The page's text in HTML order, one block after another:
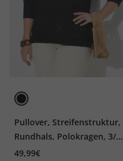
Pullover, Streifenstruktur,
Rundhals, Polokragen, 3/4-
Arm
49,99€